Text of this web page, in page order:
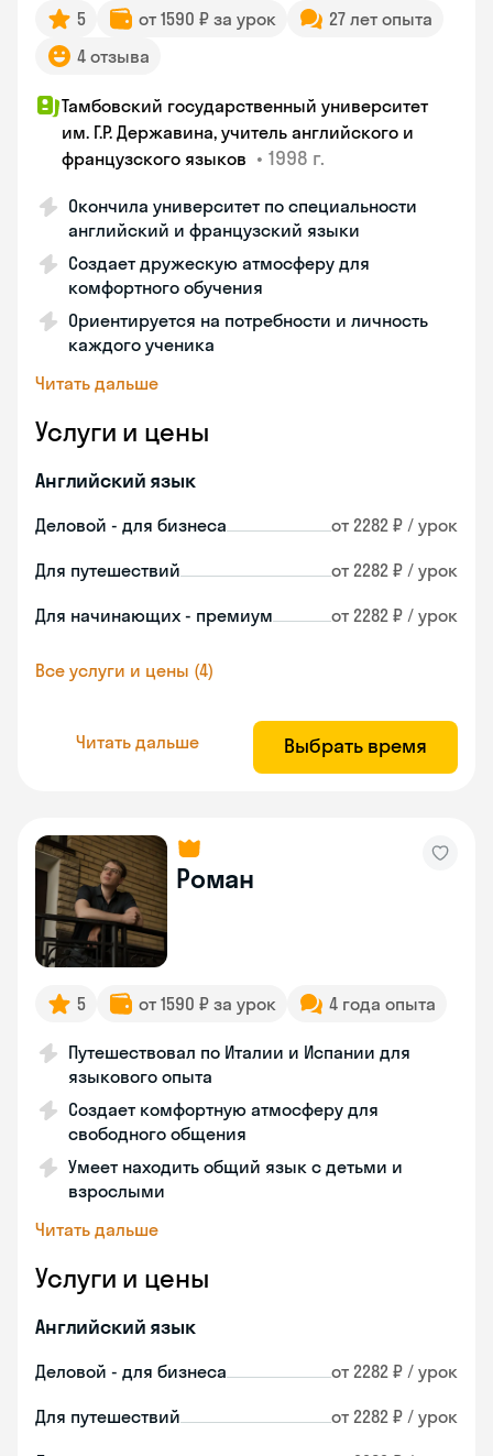
5 от 1590 ₽ за урок
27 лет опыта
4 отзыва
Тамбовский государственный университет
им. Г.Р. Державина, учитель английского и
французского языков • 1998 г.
Окончила университет по специальности
английский и французский языки
Создает дружескую атмосферу для
комфортного обучения
Ориентируется на потребности и личность
каждого ученика
Читать дальше
Услуги и цены
Английский язык
Деловой - для бизнеса от 2282 ₽ / урок
Для путешествий от 2282 ₽ / урок
Для начинающих - премиум от 2282 ₽ / урок
Все услуги и цены (4)
Читать дальше Выбрать время
Роман
5 от 1590 ₽ за урок 4 года опыта
Путешествовал по Италии и Испании для
языкового опыта
Создает комфортную атмосферу для
свободного общения
Умеет находить общий язык с детьми и
взрослыми
Читать дальше
Услуги и цены
Английский язык
Деловой - для бизнеса от 2282 ₽ / урок
Для путешествий от 2282 ₽ / урок